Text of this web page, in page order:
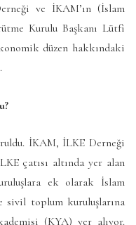
ve İKAM’ın (İslam
Kurulu Başkanı Lütfi
düzen hakkındaki
İKAM, İLKE Derneği
çatısı altında yer alan
ek olarak İslam
sivil toplum kuruluşlarına
(KYA) yer alıyor.